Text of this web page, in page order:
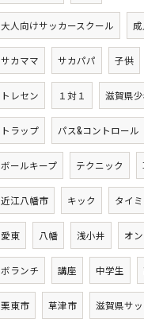
大人向けサッカースクール 成
サカママ サカパパ 子供
トレセン １対１ 滋賀県
トラップ パス&コントロール
ボールキープ テクニック
近江八幡市 キック タイ
愛東 八幡 浅小井 オ
ボランチ 講座 中学生
栗東市 草津市 滋賀県サ